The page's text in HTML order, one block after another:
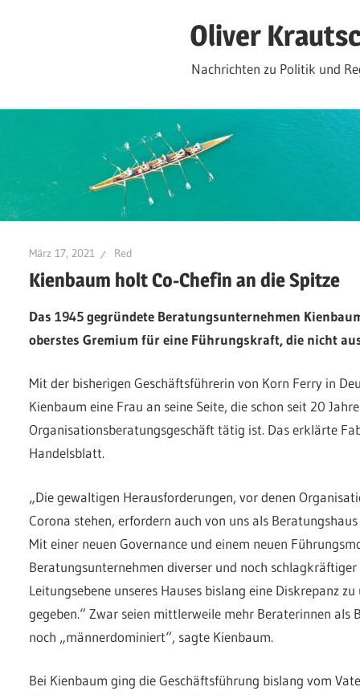
Oliver
Nachrichten zu Politik und
März 17, 2021 Red
Kienbaum holt Co-Chefin an die Spitze
Das 1945 gegründete Beratungsunternehmen
oberstes Gremium für eine Führungskraft, die nicht
Mit der bisherigen Geschäftsführerin von Korn Ferry in
Kienbaum eine Frau an seine Seite, die schon seit 20
Organisationsberatungsgeschäft tätig ist. Das erklärte
Handelsblatt.
„Die gewaltigen Herausforderungen, vor denen
Corona stehen, erfordern auch von uns als
Mit einer neuen Governance und einem neuen
Beratungsunternehmen diverser und noch
Leitungsebene unseres Hauses bislang eine Diskrepanz
gegeben.“ Zwar seien mittlerweile mehr Beraterinnen als
noch „männerdominiert“, sagte Kienbaum.
Bei Kienbaum ging die Geschäftsführung bislang vom